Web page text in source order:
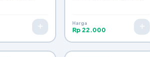
Harga
Rp 22.000